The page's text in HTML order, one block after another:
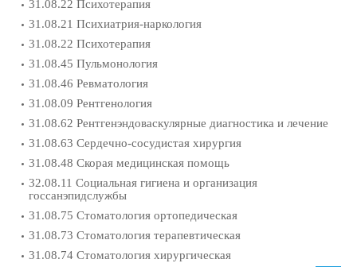
31.08.22 Психотерапия
31.08.21 Психиатрия-наркология
31.08.22 Психотерапия
31.08.45 Пульмонология
31.08.46 Ревматология
31.08.09 Рентгенология
31.08.62 Рентгенэндоваскулярные диагностика и лечение
31.08.63 Сердечно-сосудистая хирургия
31.08.48 Скорая медицинская помощь
32.08.11 Социальная гигиена и организация
госсанэпидслужбы
31.08.75 Стоматология ортопедическая
31.08.73 Стоматология терапевтическая
31.08.74 Стоматология хирургическая